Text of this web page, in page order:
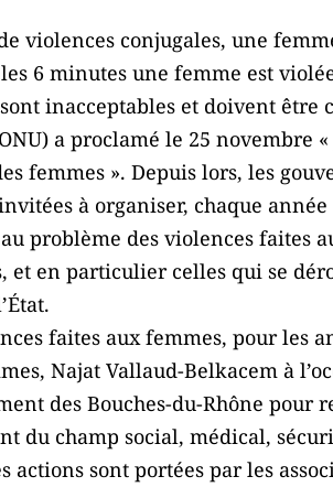
violences conjugales, une
6 minutes une femme est
inacceptables et doivent être
a proclamé le 25 novembre
femmes ». Depuis lors, les
à organiser, chaque
problème des violences faites
et en particulier celles qui se
faites aux femmes, pour les
Najat Vallaud-Belkacem à
des Bouches-du-Rhône pour
du champ social, médical,
actions sont portées par les